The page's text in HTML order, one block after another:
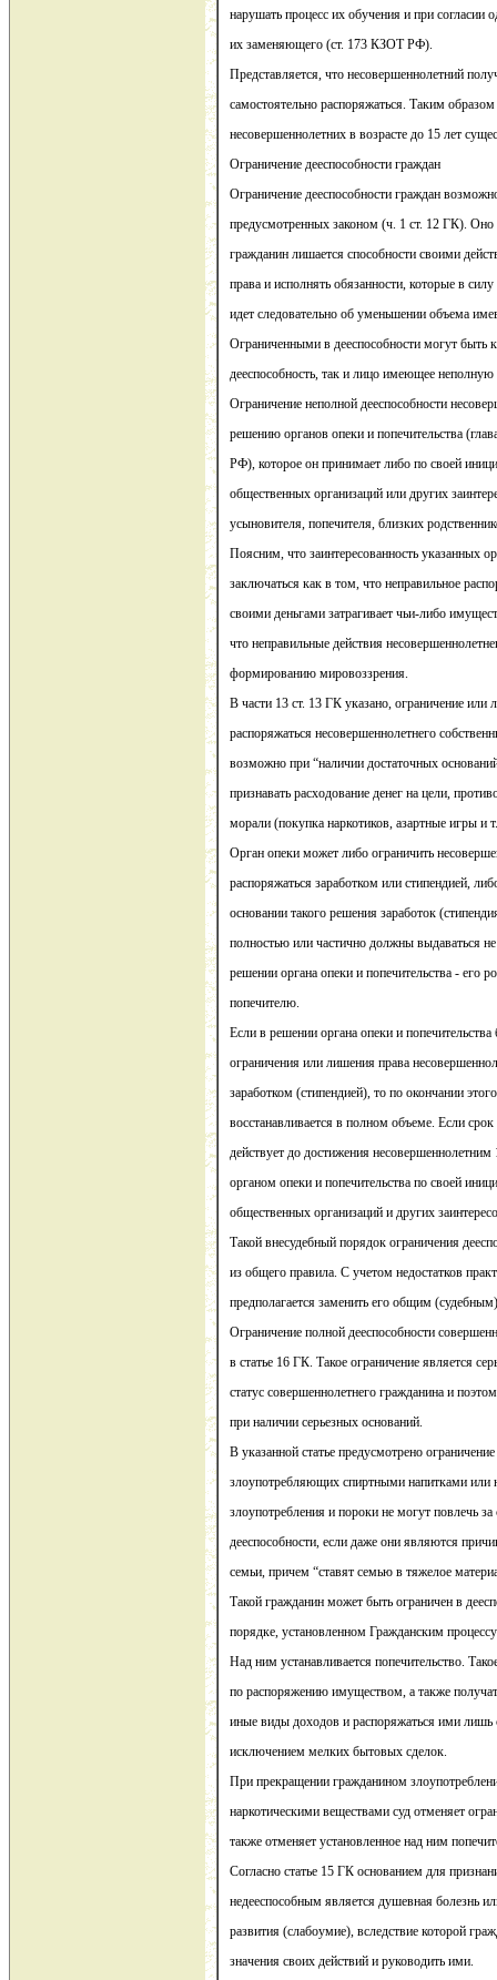
нарушать процесс их обучения и при согласии
их заменяющего (ст. 173 КЗОТ РФ).
Представляется, что несовершеннолетний
самостоятельно распоряжаться. Таким образом
несовершеннолетних в возрасте до 15 лет
Ограничение дееспособности граждан
Ограничение дееспособности граждан
предусмотренных законом (ч. 1 ст. 12 ГК). Оно
гражданин лишается способности своими
права и исполнять обязанности, которые в
идет следовательно об уменьшении объема
Ограниченными в дееспособности могут
дееспособность, так и лицо имеющее неполную
Ограничение неполной дееспособности
решению органов опеки и попечительства
РФ), которое он принимает либо по своей
общественных организаций или других
усыновителя, попечителя, близких
Поясним, что заинтересованность указанных
заключаться как в том, что неправильное
своими деньгами затрагивает чьи-либо
что неправильные действия
формированию мировоззрения.
В части 13 ст. 13 ГК указано, ограничение или
распоряжаться несовершеннолетнего
возможно при “наличии достаточных
признавать расходование денег на цели,
морали (покупка наркотиков, азартные игры и
Орган опеки может либо ограничить
распоряжаться заработком или стипендией,
основании такого решения заработок
полностью или частично должны выдаваться
решении органа опеки и попечительства - его
попечителю.
Если в решении органа опеки и
ограничения или лишения права
заработком (стипендией), то по окончании
восстанавливается в полном объеме. Если
действует до достижения
органом опеки и попечительства по своей
общественных организаций и других
Такой внесудебный порядок ограничения
из общего правила. С учетом недостатков
предполагается заменить его общим
Ограничение полной дееспособности
в статье 16 ГК. Такое ограничение является
статус совершеннолетнего гражданина и
при наличии серьезных оснований.
В указанной статье предусмотрено
злоупотребляющих спиртными напитками или
злоупотребления и пороки не могут повлечь
дееспособности, если даже они являются
семьи, причем “ставят семью в тяжелое
Такой гражданин может быть ограничен в
порядке, установленном Гражданским
Над ним устанавливается попечительство.
по распоряжению имуществом, а также
иные виды доходов и распоряжаться ими лишь
исключением мелких бытовых сделок.
При прекращении гражданином
наркотическими веществами суд отменяет
также отменяет установленное над ним
Согласно статье 15 ГК основанием для
недееспособным является душевная болезнь
развития (слабоумие), вследствие которой
значения своих действий и руководить ими.